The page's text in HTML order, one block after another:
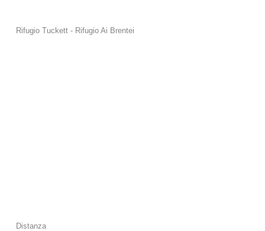
Rifugio Tuckett - Rifugio Ai Brentei
Distanza